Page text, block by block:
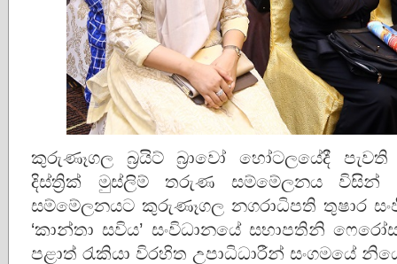
කුරුණෑගල බ්‍රයිට් බ්‍රාවෝ හෝටලයේදී
දිස්ත්‍රික් මුස්ලිම් තරුණ සම්මේලනය විසින්
සම්මේලනයට කුරුණෑගල නගරාධිපති තුෂාර
‘කාන්තා සවිය’ සංවිධානයේ සභාපතිනි
පළාත් රැකියා විරහිත උපාධිධාරීන් සංගමයේ